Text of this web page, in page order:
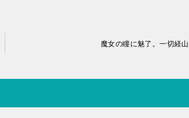
魔女の瞳に魅了。一切経